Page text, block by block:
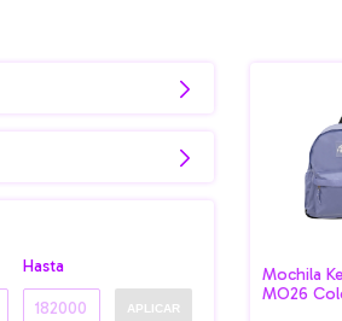
Hasta
APLICAR
Mochila
MO26